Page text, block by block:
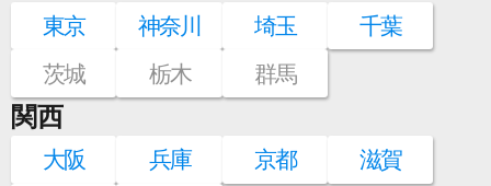
東京 神奈川 埼玉
千葉
茨城
栃木 群馬
関西
大阪 兵庫 京都
滋賀